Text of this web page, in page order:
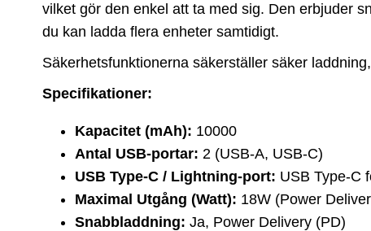
vilket gör den enkel att ta med sig. Den erbjuder
du kan ladda flera enheter samtidigt.
Säkerhetsfunktionerna säkerställer säker
Specifikationer:
Kapacitet (mAh): 10000
Antal USB-portar: 2 (USB-A, USB-C)
USB Type-C / Lightning-port: USB Type-C
Maximal Utgång (Watt): 18W (Power
Snabbladdning: Ja, Power Delivery (PD)